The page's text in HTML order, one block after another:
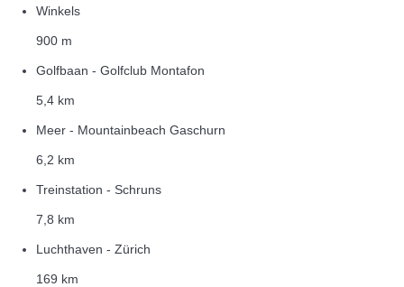
Winkels
900 m
Golfbaan - Golfclub Montafon
5,4 km
Meer - Mountainbeach Gaschurn
6,2 km
Treinstation - Schruns
7,8 km
Luchthaven - Zürich
169 km